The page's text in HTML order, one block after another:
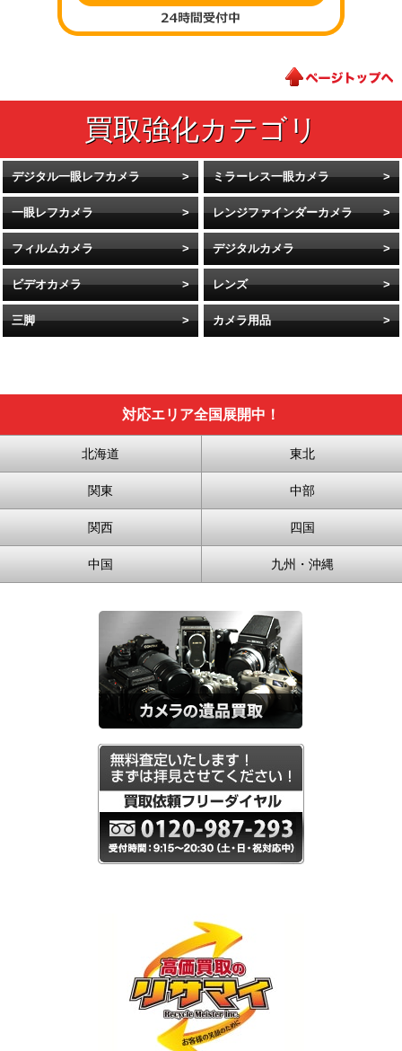
デジタル一眼レフカメラ ミラーレス一眼カメラ
一眼レフカメラ レンジファインダーカメラ
フィルムカメラ デジタルカメラ
ビデオカメラ レンズ
三脚 カメラ用品
対応エリア全国展開中！
北海道 東北
関東 中部
関西 四国
中国 九州・沖縄